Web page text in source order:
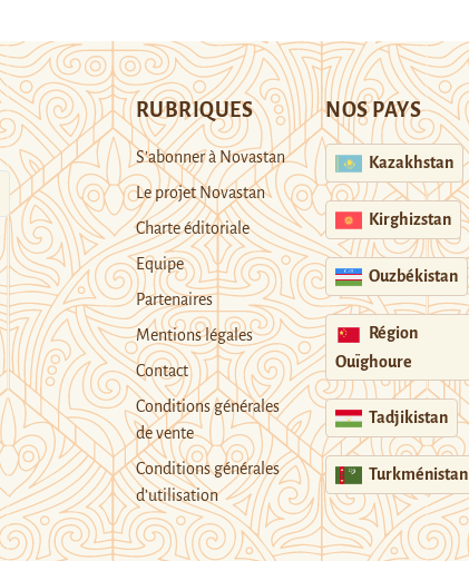
RUBRIQUES
S’abonner à Novastan
Le projet Novastan
Charte éditoriale
Equipe
Partenaires
Mentions légales
Contact
Conditions générales
de vente
Conditions générales
d’utilisation
NOS PAYS
Kazakhstan
Kirghizstan
Ouzbékistan
Région
Ouïghoure
Tadjikistan
Turkménistan